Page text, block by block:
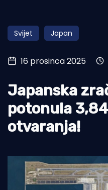
Obala
Otoci
Turizam i nautika
Pomorstvo
Ribolov
Ekologija
Svijet Japan
16 prosinca 2025
Japanska
potonula
otvaranja!